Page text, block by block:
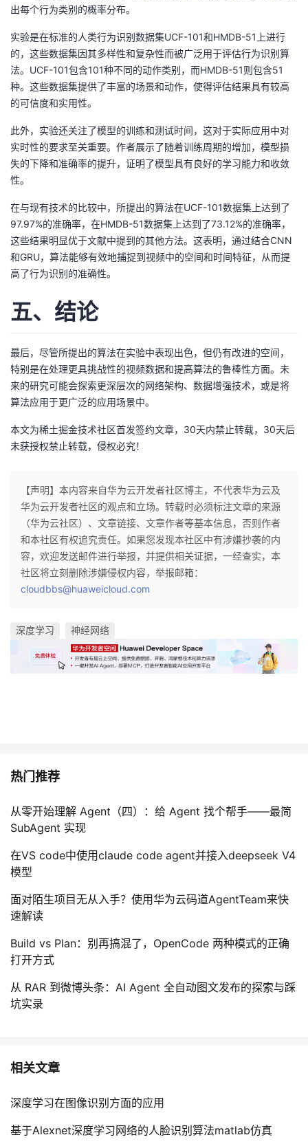
出每个行为类别的概率分布。
实验是在标准的人类行为识别数据集UCF-101和HMDB-51上进行
的，这些数据集因其多样性和复杂性而被广泛用于评估行为识别算
法。UCF-101包含101种不同的动作类别，而HMDB-51则包含51
种。这些数据集提供了丰富的场景和动作，使得评估结果具有较高
的可信度和实用性。
此外，实验还关注了模型的训练和测试时间，这对于实际应用中对
实时性的要求至关重要。作者展示了随着训练周期的增加，模型损
失的下降和准确率的提升，证明了模型具有良好的学习能力和收敛
性。
在与现有技术的比较中，所提出的算法在UCF-101数据集上达到了
97.97%的准确率，在HMDB-51数据集上达到了73.12%的准确率，
这些结果明显优于文献中提到的其他方法。这表明，通过结合CNN
和GRU，算法能够有效地捕捉到视频中的空间和时间特征，从而提
高了行为识别的准确性。
五、结论
最后，尽管所提出的算法在实验中表现出色，但仍有改进的空间，
特别是在处理更具挑战性的视频数据和提高算法的鲁棒性方面。未
来的研究可能会探索更深层次的网络架构、数据增强技术，或是将
算法应用于更广泛的应用场景中。
本文为稀土掘金技术社区首发签约文章，30天内禁止转载，30天后
未获授权禁止转载，侵权必究！
【声明】本内容来自华为云开发者社区博主，不代表华为云及
华为云开发者社区的观点和立场。转载时必须标注文章的来源
（华为云社区）、文章链接、文章作者等基本信息，否则作者
和本社区有权追究责任。如果您发现本社区中有涉嫌抄袭的内
容，欢迎发送邮件进行举报，并提供相关证据，一经查实，本
社区将立刻删除涉嫌侵权内容，举报邮箱：
cloudbbs@huaweicloud.com
深度学习 神经网络
热门推荐
从零开始理解 Agent（四）：给 Agent 找个帮手——最简
SubAgent 实现
在VS code中使用claude code agent并接入deepseek V4
模型
面对陌生项目无从入手？使用华为云码道AgentTeam来快
速解读
Build vs Plan：别再搞混了，OpenCode 两种模式的正确
打开方式
从 RAR 到微博头条：AI Agent 全自动图文发布的探索与踩
坑实录
相关文章
深度学习在图像识别方面的应用
基于Alexnet深度学习网络的人脸识别算法matlab仿真